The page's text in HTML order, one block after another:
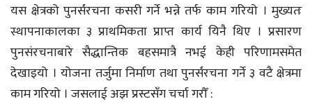
यस क्षेत्रको पुनर्संरचना कसरी गर्ने भन्ने तर्फ काम गरियो । मुख्यतः
स्थापनाकालका ३ प्राथमिकता प्राप्त कार्य यिनै थिए । प्रसारण
पुनसंरचनाबारे सैद्धान्तिक बहसमात्रै नभई केही परिणामसमेत
देखाइयो । योजना तर्जुमा निर्माण तथा पुनर्संरचना गर्ने ३ वटै क्षेत्रमा
काम गरियो । जसलाई अझ प्रस्टसँग चर्चा गरौँ :